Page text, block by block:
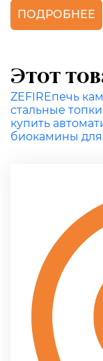
ПОДРОБНЕЕ
Этот
ZEFIREпечь
стальные топки
купить
биокамины